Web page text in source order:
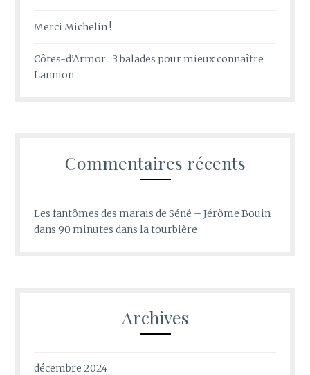
Merci Michelin !
Côtes-d’Armor : 3 balades pour mieux connaître
Lannion
Commentaires récents
Les fantômes des marais de Séné – Jérôme Bouin
dans90 minutes dans la tourbière
Archives
décembre 2024